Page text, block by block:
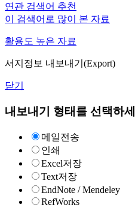
연관 검색어 추천
이 검색어로 많이 본 자료
활용도 높은 자료
서지정보 내보내기(Export)
닫기
내보내기 형태를 선택하
메일전송
인쇄
Excel저장
Text저장
EndNote / Mendeley
RefWorks